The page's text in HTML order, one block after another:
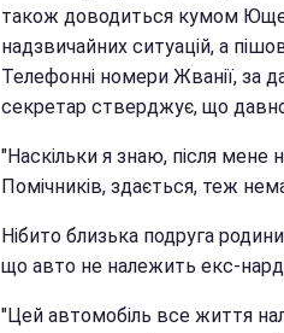
також доводиться кумом
надзвичайних ситуацій, а
Телефонні номери Жванії, за
секретар стверджує, що
"Наскільки я знаю, після мене
Помічників, здається, теж
Нібито близька подруга
що авто не належить екс-
"Цей автомобіль все життя